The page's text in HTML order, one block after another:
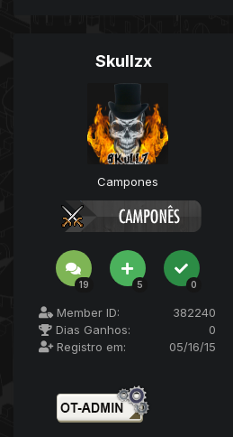
Skullzx
Campones
19 5 0
Member ID:
382240
Dias Ganhos:
0
Registro em:
05/16/15